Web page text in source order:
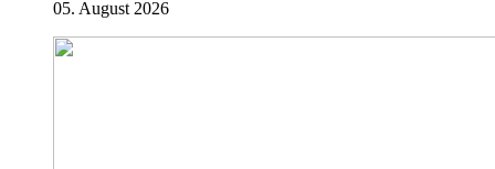
05. August 2026